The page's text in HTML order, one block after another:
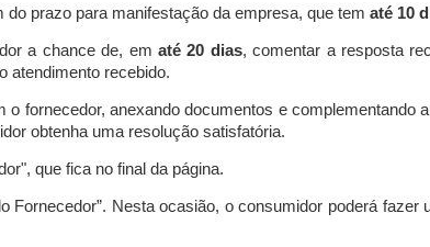
prazo para manifestação da empresa, que tem até 10
a chance de, em até 20 dias, comentar a resposta
atendimento recebido.
o fornecedor, anexando documentos e complementando
obtenha uma resolução satisfatória.
que fica no final da página.
Fornecedor”. Nesta ocasião, o consumidor poderá